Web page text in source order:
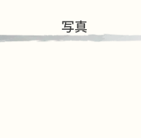
写真